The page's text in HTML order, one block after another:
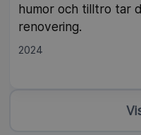
humor och tilltro tar
renovering.
2024